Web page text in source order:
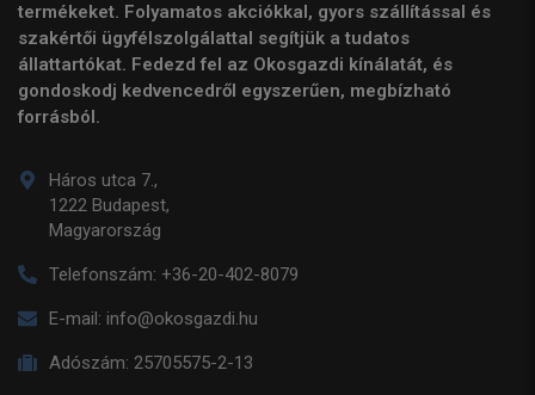
termékeket. Folyamatos akciókkal, gyors szállítással és
szakértői ügyfélszolgálattal segítjük a tudatos
állattartókat. Fedezd fel az Okosgazdi kínálatát, és
gondoskodj kedvencedről egyszerűen, megbízható
forrásból.
Háros utca 7.,
1222 Budapest,
Magyarország
Telefonszám: +36-20-402-8079
E-mail: info@okosgazdi.hu
Adószám: 25705575-2-13